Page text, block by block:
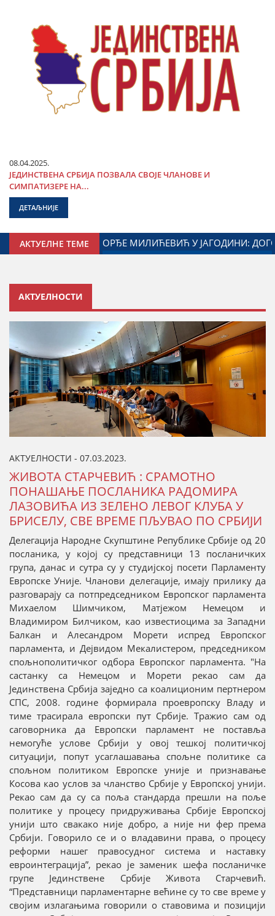
08.04.2025.
ЈЕДИНСТВЕНА СРБИЈА ПОЗВАЛА СВОЈЕ ЧЛАНОВЕ И
СИМПАТИЗЕРЕ НА...
ДЕТАЉНИЈЕ
АКТУЕЛНЕ ТЕМЕ
И МИНИСТАРСТВА ЗАДУЖЕНОГ ЗА ОДНОСЕ СА
АКТУЕЛНОСТИ
АКТУЕЛНОСТИ - 07.03.2023.
ЖИВОТА СТАРЧЕВИЋ : СРАМОТНО
ПОНАШАЊЕ ПОСЛАНИКА РАДОМИРА
ЛАЗОВИЋА ИЗ ЗЕЛЕНО ЛЕВОГ КЛУБА У
БРИСЕЛУ, СВЕ ВРЕМЕ ПЉУВАО ПО СРБИЈИ
Делегација Народне Скупштине Републике Србије од 20
посланика, у којој су представници 13 посланичких
група, данас и сутра су у студијској посети Парламенту
Европске Уније. Чланови делегације, имају прилику да
разговарају са потпредседником Европског парламента
Михаелом Шимчиком, Матјежом Немецом и
Владимиром Билчиком, као известиоцима за Западни
Балкан и Алесандром Морети испред Европског
парламента, и Дејвидом Мекалистером, председником
спољнополитичког одбора Европског парламента. "На
састанку са Немецом и Морети рекао сам да
Јединствена Србија заједно са коалиционим пертнером
СПС, 2008. године формирала проевропску Владу и
тиме трасирала европски пут Србије. Тражио сам од
саговорника да Европски парламент не поставља
немогуће услове Србији у овој тешкој политичкој
ситуацији, попут усаглашавања спољне политике са
спољном политиком Европске уније и признавање
Косова као услов за чланство Србије у Европској унији.
Рекао сам да су са поља стандарда прешли на поље
политике у процесу придруживања Србије Европској
унији што свакако није добро, а није ни фер према
Србији. Говорило се и о владавини права, о процесу
реформи нашег правосудног система и наставку
евроинтеграција”, рекао је заменик шефа посланичке
групе Јединствене Србије Живота Старчевић.
“Представници парламентарне већине су то све време у
својим излагањима говорили о ставовима и позицији